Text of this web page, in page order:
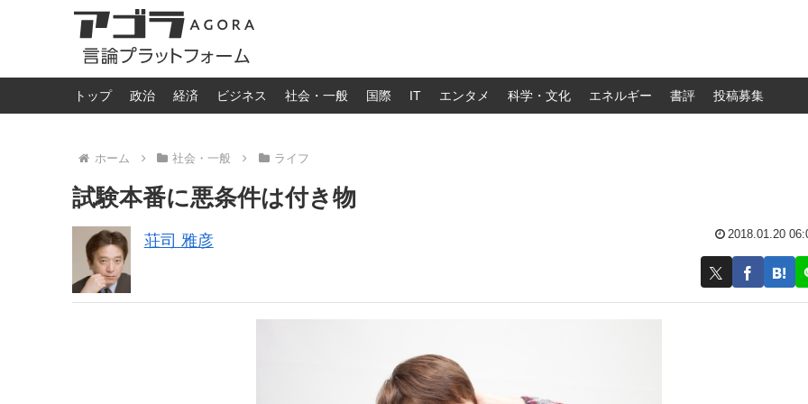
トップ 政治 経済 ビジネス 社会・一般 国際 IT エンタメ 科学・文化 エネルギー 書評 投稿募集
ホーム 社会・一般 ライフ
試験本番に悪条件は付き物
荘司 雅彦 2018.01.20